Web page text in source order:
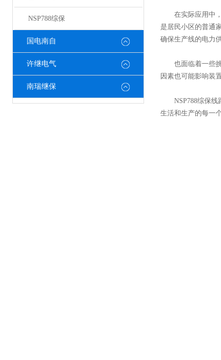
NSP788综保
国电南自
许继电气
南瑞继保
在实际应用中，
是居民小区的普通
确保生产线的电力
也面临着一些挑
因素也可能影响装
NSP788综保线路
生活和生产的每一